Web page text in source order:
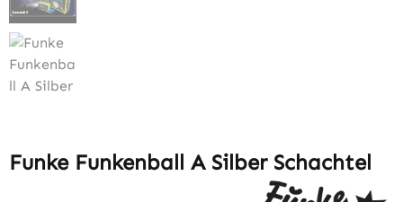
Funke Funkenball A Silber Schachtel